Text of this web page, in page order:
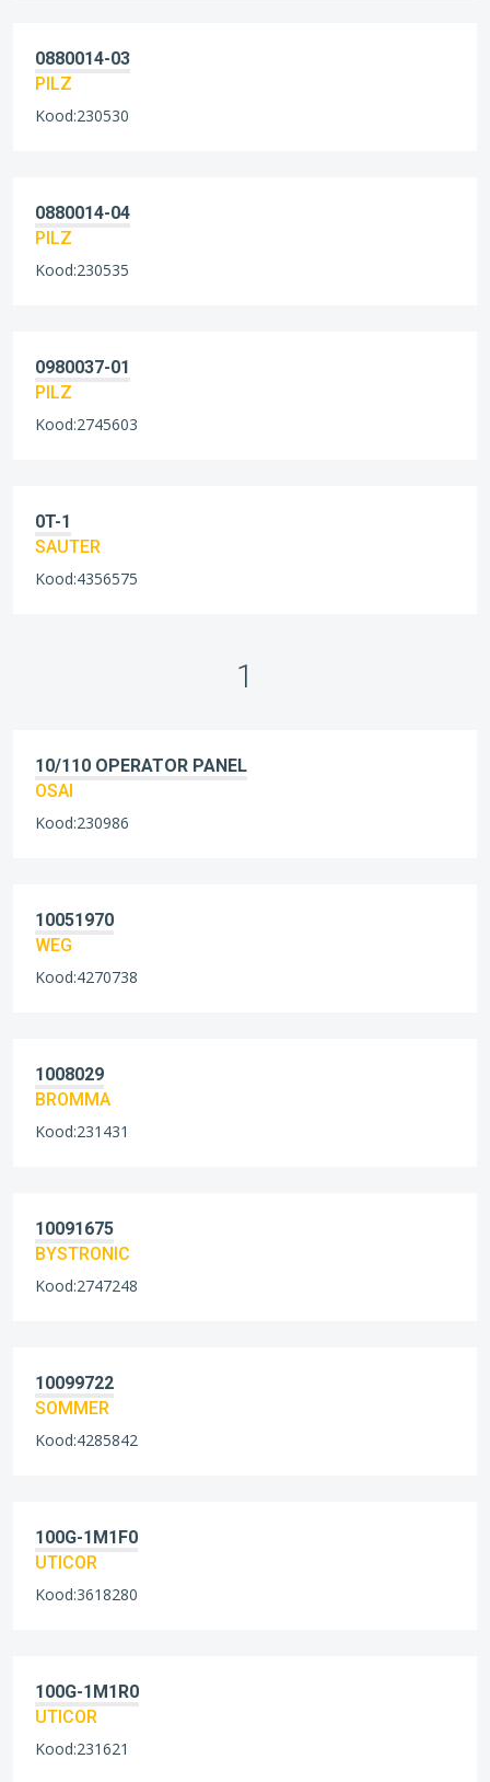
0880014-03
PILZ
Kood:230530
0880014-04
PILZ
Kood:230535
0980037-01
PILZ
Kood:2745603
0T-1
SAUTER
Kood:4356575
1
10/110 OPERATOR PANEL
OSAI
Kood:230986
10051970
WEG
Kood:4270738
1008029
BROMMA
Kood:231431
10091675
BYSTRONIC
Kood:2747248
10099722
SOMMER
Kood:4285842
100G-1M1F0
UTICOR
Kood:3618280
100G-1M1R0
UTICOR
Kood:231621